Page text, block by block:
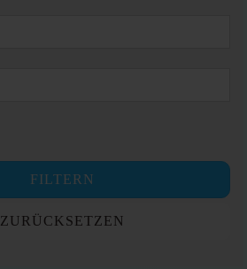
FILTERN
ZURÜCKSETZEN